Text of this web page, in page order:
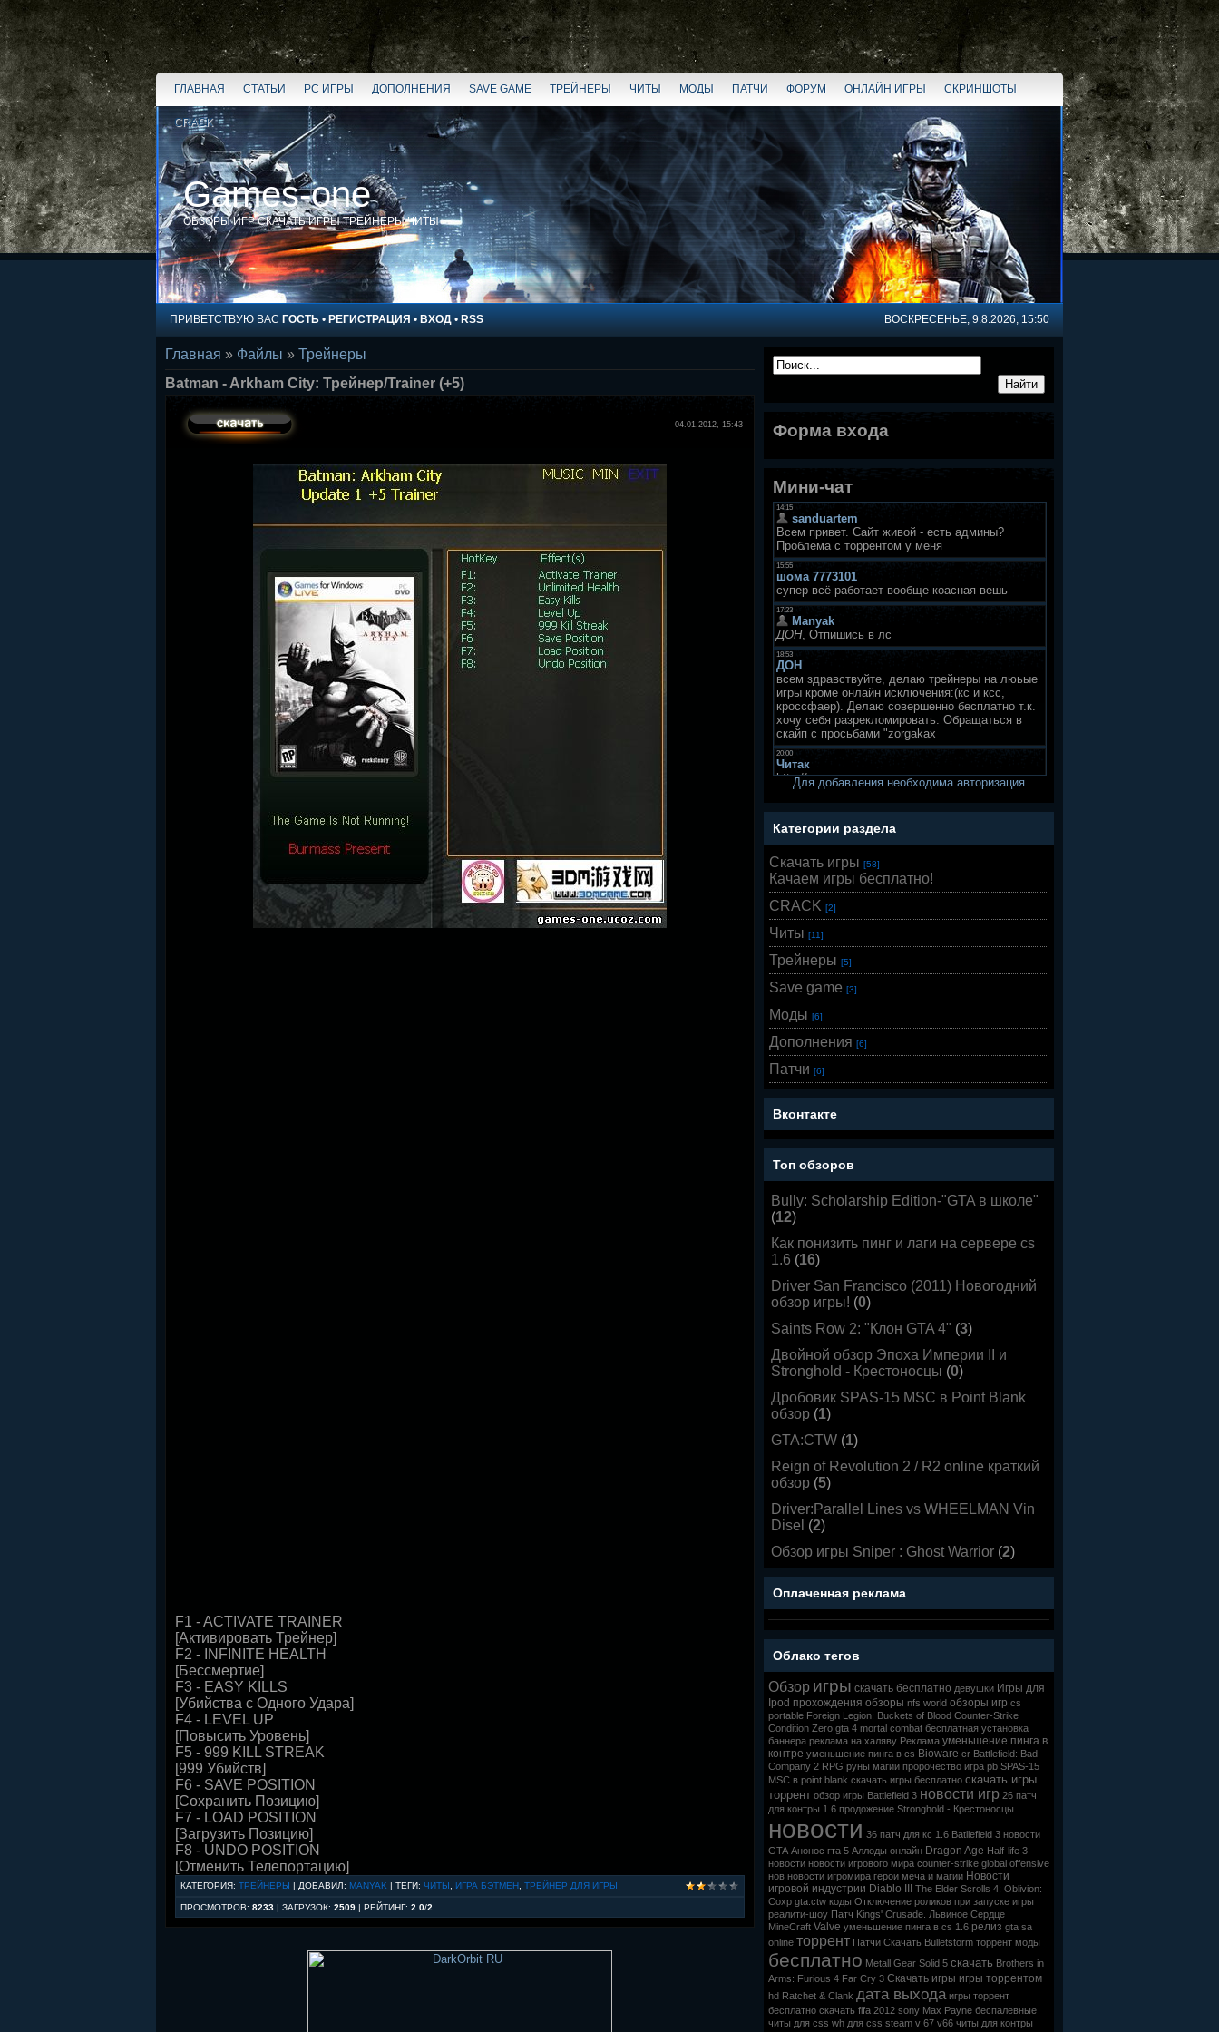
ГЛАВНАЯ СТАТЬИ PC ИГРЫ ДОПОЛНЕНИЯ SAVE GAME ТРЕЙНЕРЫ ЧИТЫ МОДЫ ПАТЧИ ФОРУМ ОНЛАЙН ИГРЫ СКРИНШОТЫ
CRACK
Games-one
ОБЗОРЫ ИГР СКАЧАТЬ ИГРЫ ТРЕЙНЕРЫ ЧИТЫ
ПРИВЕТСТВУЮ ВАС ГОСТЬ • РЕГИСТРАЦИЯ • ВХОД • RSS ВОСКРЕСЕНЬЕ, 9.8.2026, 15:50
Главная » Файлы » Трейнеры
Batman - Arkham City: Трейнер/Trainer (+5)
04.01.2012, 15:43
F1 - ACTIVATE TRAINER
[Активировать Трейнер]
F2 - INFINITE HEALTH
[Бессмертие]
F3 - EASY KILLS
[Убийства с Одного Удара]
F4 - LEVEL UP
[Повысить Уровень]
F5 - 999 KILL STREAK
[999 Убийств]
F6 - SAVE POSITION
[Сохранить Позицию]
F7 - LOAD POSITION
[Загрузить Позицию]
F8 - UNDO POSITION
[Отменить Телепортацию]
КАТЕГОРИЯ: ТРЕЙНЕРЫ | ДОБАВИЛ: MANYAK | ТЕГИ: ЧИТЫ ИГРА БЭТМЕН ТРЕЙНЕР ДЛЯ ИГРЫ
ПРОСМОТРОВ: 8233 | ЗАГРУЗОК: 2509 | РЕЙТИНГ: 2.0/2
Форма входа
Мини-чат
Для добавления необходима авторизация
Категории раздела
Скачать игры [58]
Качаем игры бесплатно!
CRACK [2]
Читы [11]
Трейнеры [5]
Save game [3]
Моды [6]
Дополнения [6]
Патчи [6]
Вконтакте
Топ обзоров
Bully: Scholarship Edition-"GTA в школе"
(12)
Как понизить пинг и лаги на сервере cs
1.6 (16)
Driver San Francisco (2011) Новогодний
обзор игры! (0)
Saints Row 2: "Клон GTA 4" (3)
Двойной обзор Эпоха Империи II и
Stronghold - Крестоносцы (0)
Дробовик SPAS-15 MSC в Point Blank
обзор (1)
GTA:CTW (1)
Reign of Revolution 2 / R2 online краткий
обзор (5)
Driver:Parallel Lines vs WHEELMAN Vin
Disel (2)
Обзор игры Sniper : Ghost Warrior (2)
Оплаченная реклама
Облако тегов
Обзор игры скачать бесплатно девушки Игры для
Ipod прохождения обзоры nfs world обзоры игр cs
portable Foreign Legion: Buckets of Blood Counter-Strike
Condition Zero gta 4 mortal combat бесплатная установка
баннера реклама на халяву Реклама уменьшение пинга в
контре уменьшение пинга в cs Bioware cr Battlefield: Bad
Company 2 RPG руны магии пророчество игра pb SPAS-15
MSC в point blank скачать игры бесплатно скачать игры
торрент обзор игры Battlefield 3 новости игр 26 патч
для контры 1.6 продожение Stronghold - Крестоносцы
новости 36 патч для кс 1.6 Batllefield 3 новости
GTA Анонос гта 5 Аллоды онлайн Dragon Age Half-life 3
новости новости игрового мира counter-strike global offensive
нов новости игромира герои меча и магии Новости
игровой индустрии Diablo III
The Elder Scrolls 4: Oblivion:
Сохр gta:ctw коды Отключение роликов при запуске игры
реалити-шоу Патч Kings' Crusade. Львиное Сердце
MineCraft Valve уменьшение пинга в cs 1.6 релиз gta sa
online торрент Патчи Скачать Bulletstorm торрент моды
бесплатно Metall Gear Solid 5 скачать Brothers in
Arms: Furious 4 Far Cry 3 Скачать игры игры торрентом
hd Ratchet & Clank дата выхода игры торрент
бесплатно скачать fifa 2012 sony Max Payne беспалевные
читы для css wh для css steam v 67 v66 читы для контры